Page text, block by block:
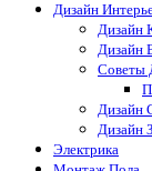
Дизайн
Дизайн
Дизайн
Советы
Дизайн
Дизайн
Электрика